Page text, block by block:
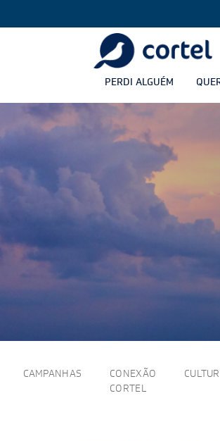
PERDI ALGUÉM
CAMPANHAS
CONEXÃO
CORTEL